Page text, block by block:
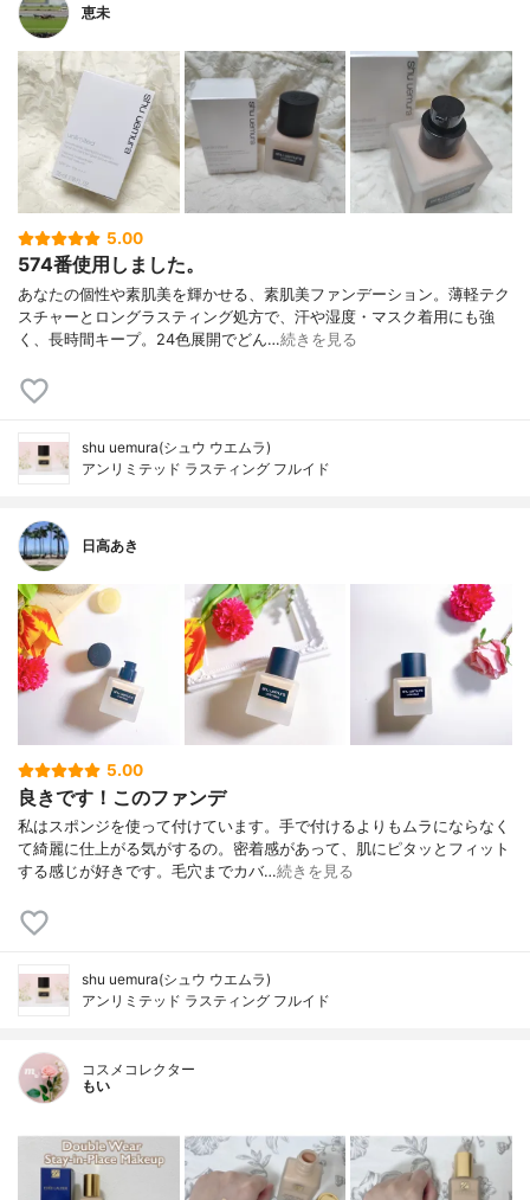
恵未
5.00
574番使用しました。
あなたの個性や素肌美を輝かせる、素肌美ファンデーション。薄軽テク
スチャーとロングラスティング処方で、汗や湿度・マスク着用にも強
く、長時間キープ。24色展開でどん…続きを見る
shu uemura(シュウ ウエムラ)
アンリミテッド ラスティング フルイド
日高あき
5.00
良きです！このファンデ
私はスポンジを使って付けています。手で付けるよりもムラにならなく
て綺麗に仕上がる気がするの。密着感があって、肌にピタッとフィット
する感じが好きです。毛穴までカバ…続きを見る
shu uemura(シュウ ウエムラ)
アンリミテッド ラスティング フルイド
コスメコレクター
もい